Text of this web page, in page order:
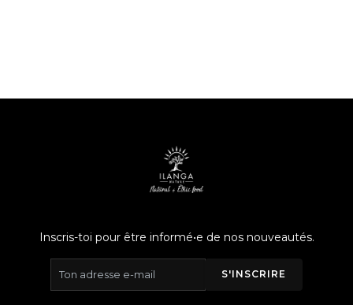
Inscris-toi pour être informé•e de nos nouveautés.
S'INSCRIRE